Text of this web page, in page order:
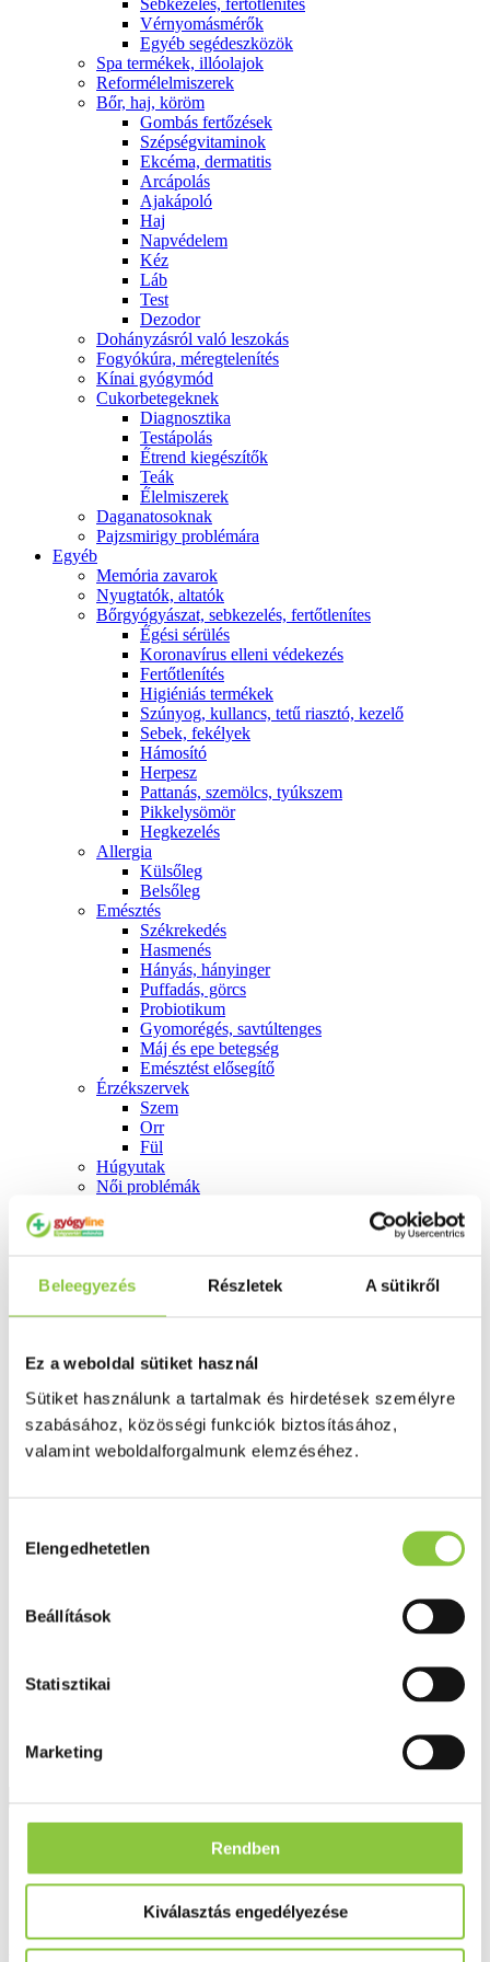
Beleegyezés Részletek A sütikről
Ez a weboldal sütiket használ
Sütiket használunk a tartalmak és hirdetések személyre
szabásához, közösségi funkciók biztosításához,
valamint weboldalforgalmunk elemzéséhez.
kiválasztása
Elengedhetetlen
Beállítások
Statisztikai
Marketing
Rendben
Kiválasztás engedélyezése
Sebkezelés, fertőtlenítés
Vérnyomásmérők
Egyéb segédeszközök
Spa termékek, illóolajok
Reformélelmiszerek
Bőr, haj, köröm
Gombás fertőzések
Szépségvitaminok
Ekcéma, dermatitis
Arcápolás
Ajakápoló
Haj
Napvédelem
Kéz
Láb
Test
Dezodor
Dohányzásról való leszokás
Fogyókúra, méregtelenítés
Kínai gyógymód
Cukorbetegeknek
Diagnosztika
Testápolás
É́trend kiegészítők
Teák
É́lelmiszerek
Daganatosoknak
Pajzsmirigy problémára
Egyéb
Memória zavarok
Nyugtatók, altatók
Bőrgyógyászat, sebkezelés, fertőtlenítes
É́gési sérülés
Koronavírus elleni védekezés
Fertőtlenítés
Higiéniás termékek
Szúnyog, kullancs, tetű riasztó, kezelő
Sebek, fekélyek
Hámosító
Herpesz
Pattanás, szemölcs, tyúkszem
Pikkelysömör
Hegkezelés
Allergia
Külsőleg
Belsőleg
Emésztés
Székrekedés
Hasmenés
Hányás, hányinger
Puffadás, görcs
Probiotikum
Gyomorégés, savtúltenges
Máj és epe betegség
Emésztést elősegítő
Érzékszervek
Szem
Orr
Fül
Húgyutak
Női problémák
Fertőzések, hüvelyflóra helyreállítás
Potencia
Aranyér
Visszér
Koleszterinszint csökkentők, omega 3
Vérnyomás és szív gyógyszerei
Szájvíz
Fogkefe
Tápszer
Főoldal
Dermedic
Dermedic Sunbrella Napozás utáni hűsítő lotion 200 ml